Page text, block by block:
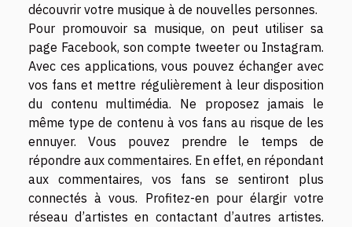
découvrir votre musique à de nouvelles personnes.
Pour promouvoir sa musique, on peut utiliser sa
page Facebook, son compte tweeter ou Instagram.
Avec ces applications, vous pouvez échanger avec
vos fans et mettre régulièrement à leur disposition
du contenu multimédia. Ne proposez jamais le
même type de contenu à vos fans au risque de les
ennuyer. Vous pouvez prendre le temps de
répondre aux commentaires. En effet, en répondant
aux commentaires, vos fans se sentiront plus
connectés à vous. Profitez-en pour élargir votre
réseau d’artistes en contactant d’autres artistes.